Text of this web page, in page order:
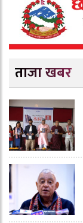
ताजा खबर